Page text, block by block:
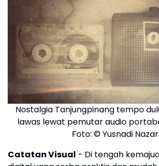
Nostalgia Tanjungpinang tempo
lawas lewat pemutar audio
Foto: © Yusnadi Nazar
Catatan Visual - Di tengah